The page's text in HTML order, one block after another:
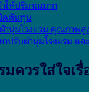
ให้ปริมาณมาก
ดต้นทุน
านุ่มโรงแรม คุณภาพสู
าปรับผ้านุ่มโรงแรม แล
มควรใส่ใจเ